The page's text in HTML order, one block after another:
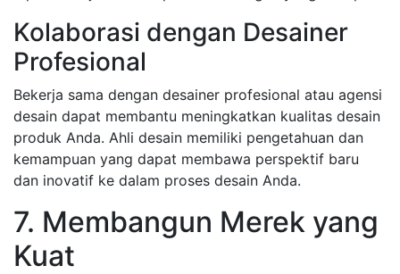
Kolaborasi dengan Desainer
Profesional
Bekerja sama dengan desainer profesional atau agensi
desain dapat membantu meningkatkan kualitas desain
produk Anda. Ahli desain memiliki pengetahuan dan
kemampuan yang dapat membawa perspektif baru
dan inovatif ke dalam proses desain Anda.
7. Membangun Merek yang
Kuat